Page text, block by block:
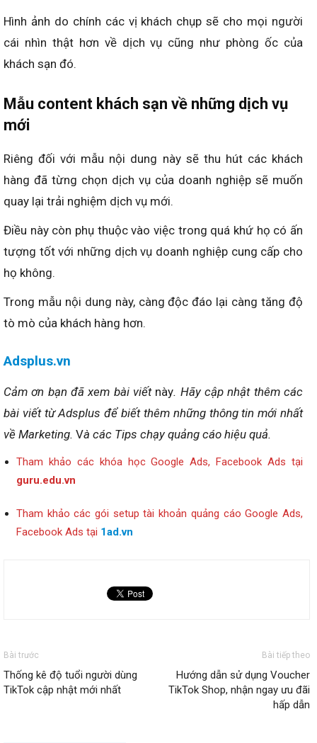
Hình ảnh do chính các vị khách chụp sẽ cho mọi người
cái nhìn thật hơn về dịch vụ cũng như phòng ốc của
khách sạn đó.
Mẫu content khách sạn về những dịch vụ
mới
Riêng đối với mẫu nội dung này sẽ thu hút các khách
hàng đã từng chọn dịch vụ của doanh nghiệp sẽ muốn
quay lại trải nghiệm dịch vụ mới.
Điều này còn phụ thuộc vào việc trong quá khứ họ có ấn
tượng tốt với những dịch vụ doanh nghiệp cung cấp cho
họ không.
Trong mẫu nội dung này, càng độc đáo lại càng tăng độ
tò mò của khách hàng hơn.
Adsplus.vn
Cảm ơn bạn đã xem bài viết này. Hãy cập nhật thêm các
bài viết từ Adsplus để biết thêm những thông tin mới nhất
về Marketing. Và các Tips chạy quảng cáo hiệu quả.
Tham khảo các khóa học Google Ads, Facebook Ads tại
guru.edu.vn
Tham khảo các gói setup tài khoản quảng cáo Google Ads,
Facebook Ads tại 1ad.vn
Bài trước
Thống kê độ tuổi người dùng
TikTok cập nhật mới nhất
Bài tiếp theo
Hướng dẫn sử dụng Voucher
TikTok Shop, nhận ngay ưu đãi
hấp dẫn